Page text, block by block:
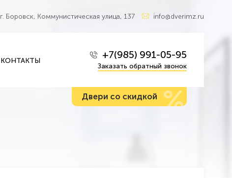
г. Боровск, Коммунистическая улица, 137 info@dverimz.ru
КОНТАКТЫ +7(985) 991-05-95
Заказать обратный звонок
Двери со скидкой %